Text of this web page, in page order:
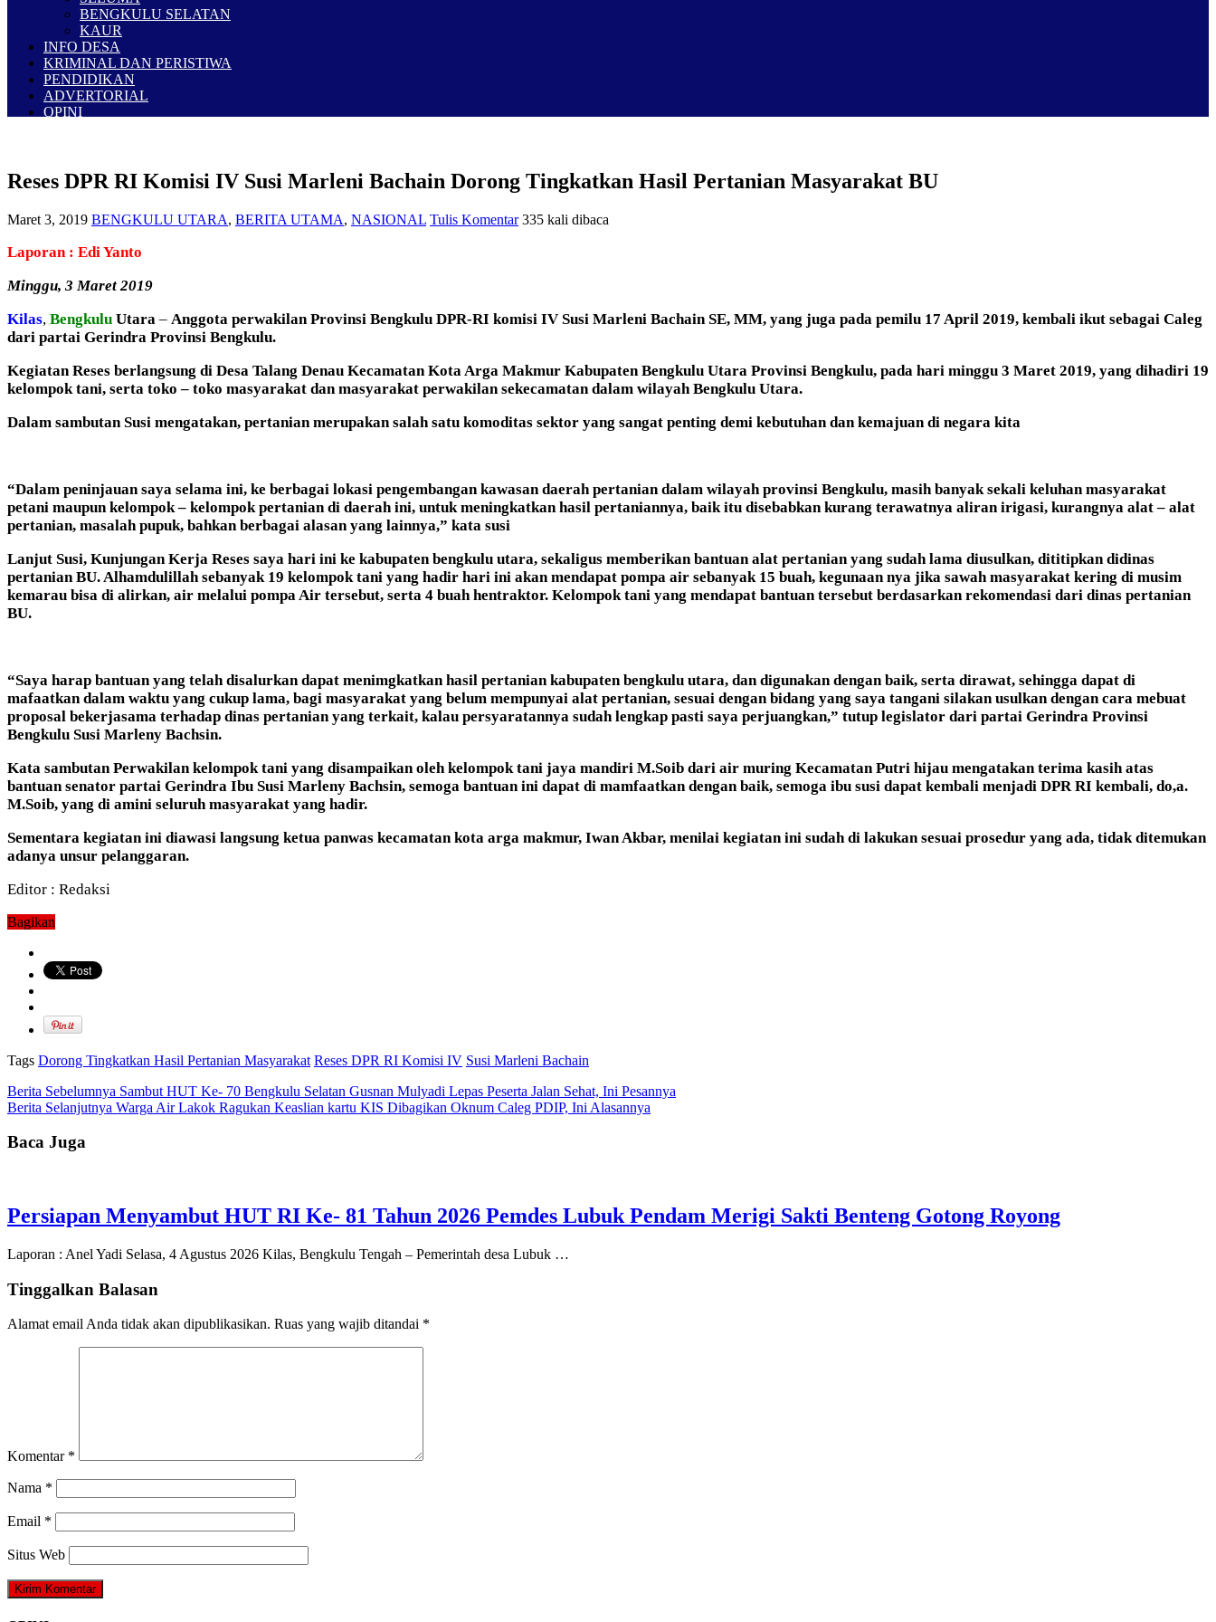
BENGKULU SELATAN
KAUR
INFO DESA
KRIMINAL DAN PERISTIWA
PENDIDIKAN
ADVERTORIAL
OPINI
Reses DPR RI Komisi IV Susi Marleni Bachain Dorong Tingkatkan Hasil Pertanian Masyarakat BU
Maret 3, 2019 BENGKULU UTARA, BERITA UTAMA, NASIONAL Tulis Komentar 335 kali dibaca
Laporan : Edi Yanto
Minggu, 3 Maret 2019
Kilas, Bengkulu Utara – Anggota perwakilan Provinsi Bengkulu DPR-RI komisi IV Susi Marleni Bachain SE, MM, yang juga pada pemilu 17 April 2019, kembali ikut sebagai Caleg
dari partai Gerindra Provinsi Bengkulu.
Kegiatan Reses berlangsung di Desa Talang Denau Kecamatan Kota Arga Makmur Kabupaten Bengkulu Utara Provinsi Bengkulu, pada hari minggu 3 Maret 2019, yang dihadiri 19
kelompok tani, serta toko – toko masyarakat dan masyarakat perwakilan sekecamatan dalam wilayah Bengkulu Utara.
Dalam sambutan Susi mengatakan, pertanian merupakan salah satu komoditas sektor yang sangat penting demi kebutuhan dan kemajuan di negara kita
“Dalam peninjauan saya selama ini, ke berbagai lokasi pengembangan kawasan daerah pertanian dalam wilayah provinsi Bengkulu, masih banyak sekali keluhan masyarakat
petani maupun kelompok – kelompok pertanian di daerah ini, untuk meningkatkan hasil pertaniannya, baik itu disebabkan kurang terawatnya aliran irigasi, kurangnya alat – alat
pertanian, masalah pupuk, bahkan berbagai alasan yang lainnya,” kata susi
Lanjut Susi, Kunjungan Kerja Reses saya hari ini ke kabupaten bengkulu utara, sekaligus memberikan bantuan alat pertanian yang sudah lama diusulkan, dititipkan didinas
pertanian BU. Alhamdulillah sebanyak 19 kelompok tani yang hadir hari ini akan mendapat pompa air sebanyak 15 buah, kegunaan nya jika sawah masyarakat kering di musim
kemarau bisa di alirkan, air melalui pompa Air tersebut, serta 4 buah hentraktor. Kelompok tani yang mendapat bantuan tersebut berdasarkan rekomendasi dari dinas pertanian
BU.
“Saya harap bantuan yang telah disalurkan dapat menimgkatkan hasil pertanian kabupaten bengkulu utara, dan digunakan dengan baik, serta dirawat, sehingga dapat di
mafaatkan dalam waktu yang cukup lama, bagi masyarakat yang belum mempunyai alat pertanian, sesuai dengan bidang yang saya tangani silakan usulkan dengan cara mebuat
proposal bekerjasama terhadap dinas pertanian yang terkait, kalau persyaratannya sudah lengkap pasti saya perjuangkan,” tutup legislator dari partai Gerindra Provinsi
Bengkulu Susi Marleny Bachsin.
Kata sambutan Perwakilan kelompok tani yang disampaikan oleh kelompok tani jaya mandiri M.Soib dari air muring Kecamatan Putri hijau mengatakan terima kasih atas
bantuan senator partai Gerindra Ibu Susi Marleny Bachsin, semoga bantuan ini dapat di mamfaatkan dengan baik, semoga ibu susi dapat kembali menjadi DPR RI kembali, do,a.
M.Soib, yang di amini seluruh masyarakat yang hadir.
Sementara kegiatan ini diawasi langsung ketua panwas kecamatan kota arga makmur, Iwan Akbar, menilai kegiatan ini sudah di lakukan sesuai prosedur yang ada, tidak ditemukan
adanya unsur pelanggaran.
Editor : Redaksi
Bagikan
Tags Dorong Tingkatkan Hasil Pertanian Masyarakat Reses DPR RI Komisi IV Susi Marleni Bachain
Berita Sebelumnya Sambut HUT Ke- 70 Bengkulu Selatan Gusnan Mulyadi Lepas Peserta Jalan Sehat, Ini Pesannya
Berita Selanjutnya Warga Air Lakok Ragukan Keaslian kartu KIS Dibagikan Oknum Caleg PDIP, Ini Alasannya
Baca Juga
Persiapan Menyambut HUT RI Ke- 81 Tahun 2026 Pemdes Lubuk Pendam Merigi Sakti Benteng Gotong Royong
Laporan : Anel Yadi Selasa, 4 Agustus 2026 Kilas, Bengkulu Tengah – Pemerintah desa Lubuk …
Tinggalkan Balasan
Alamat email Anda tidak akan dipublikasikan. Ruas yang wajib ditandai *
Komentar *
Nama *
Email *
Situs Web